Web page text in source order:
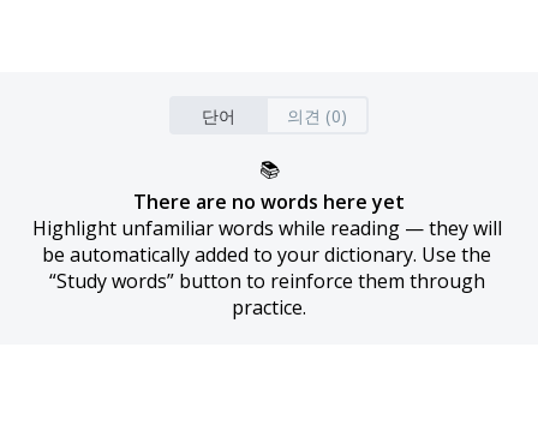
단어 의견 (0)
📚
There are no words here yet
Highlight unfamiliar words while reading — they will
be automatically added to your dictionary. Use the
“Study words” button to reinforce them through
practice.